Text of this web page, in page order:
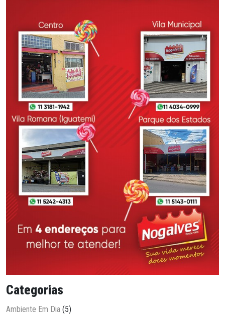
Categorias
Ambiente Em Dia (5)